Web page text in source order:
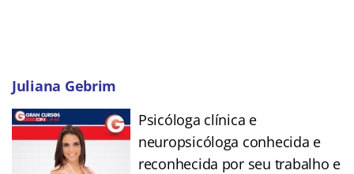
Juliana Gebrim
Psicóloga clínica e
neuropsicóloga conhecida e
reconhecida por seu trabalho e